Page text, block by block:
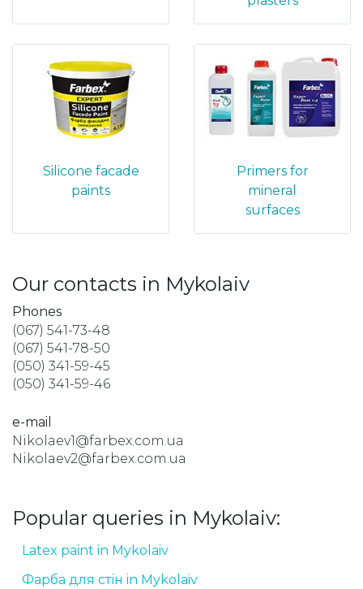
Silicone facade
paints
Primers for
mineral
surfaces
Our contacts in Mykolaiv
Phones
(067) 541-73-48
(067) 541-78-50
(050) 341-59-45
(050) 341-59-46
e-mail
Nikolaev1@farbex.com.ua
Nikolaev2@farbex.com.ua
Popular queries in Mykolaiv:
Latex paint in Mykolaiv
Фарба для стін in Mykolaiv